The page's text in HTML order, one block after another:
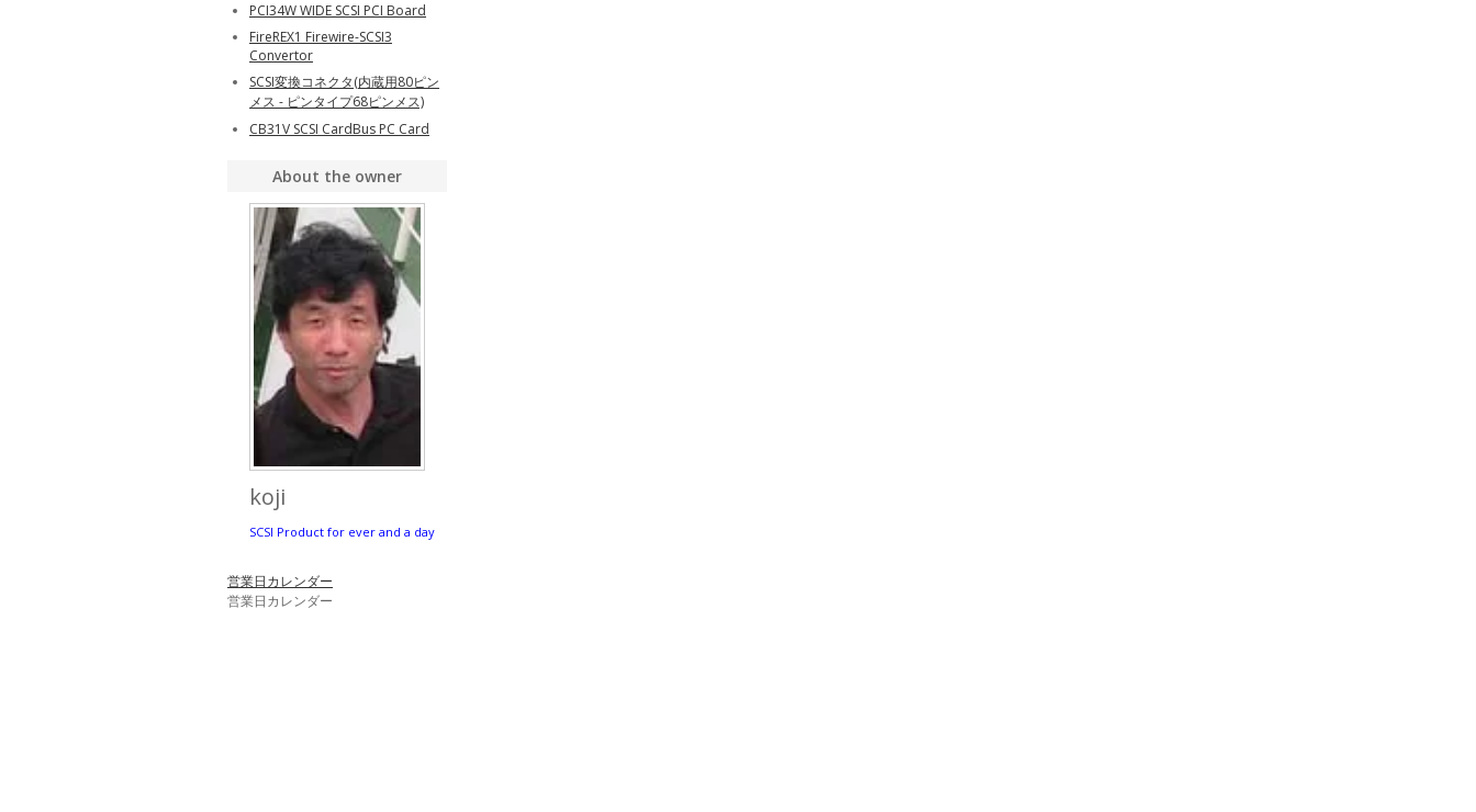
PCI34W WIDE SCSI PCI Board
FireREX1 Firewire-SCSI3
Convertor
SCSI変換コネクタ(内蔵用80ピン
メス - ピンタイプ68ピンメス)
CB31V SCSI CardBus PC Card
About the owner
koji
SCSI Product for ever and a day
営業日カレンダー
営業日カレンダー